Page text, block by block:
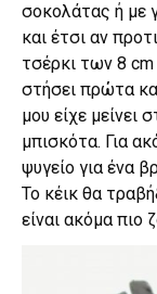
σοκολάτας ή με
και έτσι αν
τσέρκι των 8 cm
στήσει πρώτα
μου είχε μείνει
μπισκότα. Για
ψυγείο για ένα
Το κέικ θα
είναι ακόμα πιο